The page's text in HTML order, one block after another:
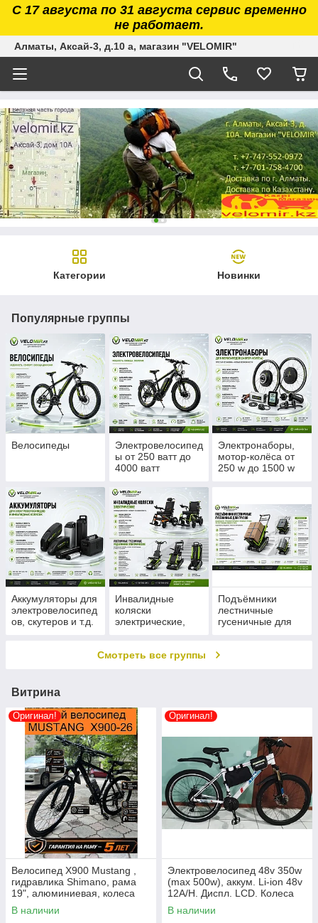
С 17 августа по 31 августа сервис временно
не работает.
Алматы, Аксай-3, д.10 а, магазин "VELOMIR"
Категории Новинки
Популярные группы
Велосипеды
Электровелосипед
ы от 250 ватт до
4000 ватт
Электронаборы,
мотор-колёса от
250 w до 1500 w
Аккумуляторы для
электровелосипед
ов, скутеров и т.д.
Инвалидные
коляски
электрические,
электрические,
Подъёмники
лестничные
гусеничные для
Смотреть все группы
Витрина
Оригинал!
Велосипед X900 Mustang ,
гидравлика Shimano, рама
19", алюминиевая, колеса
26". Кассета Shimano
Hyperglide (HG).
В наличии
Оригинал!
Электровелосипед 48v 350w
(max 500w), аккум. Li-ion 48v
12A/H. Диспл. LCD. Колеса
26".
В наличии